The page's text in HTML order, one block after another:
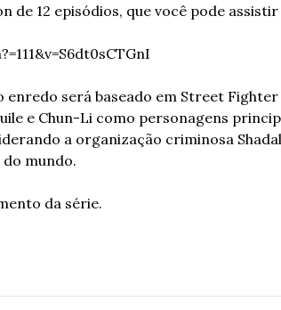
de 12 episódios, que você pode
enredo será baseado em Street
e Chun-Li como personagens
a organização criminosa
mundo.
da série.